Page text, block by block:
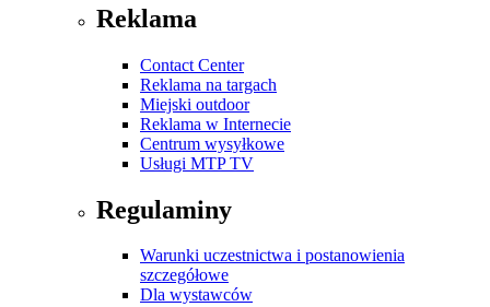
Reklama
Contact Center
Reklama na targach
Miejski outdoor
Reklama w Internecie
Centrum wysyłkowe
Usługi MTP TV
Regulaminy
Warunki uczestnictwa i postanowienia
szczegółowe
Dla wystawców